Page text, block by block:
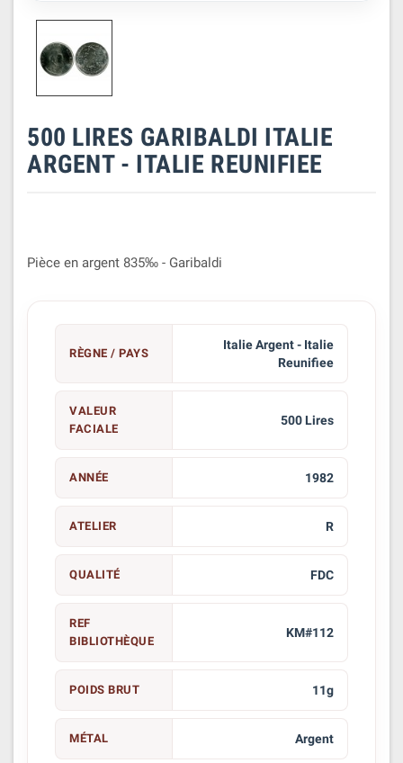
500 LIRES GARIBALDI ITALIE
ARGENT - ITALIE REUNIFIEE
Pièce en argent 835‰ - Garibaldi
RÈGNE / PAYS
Italie Argent - Italie
Reunifiee
VALEUR
FACIALE
500 Lires
ANNÉE 1982
ATELIER R
QUALITÉ FDC
REF
BIBLIOTHÈQUE
KM#112
POIDS BRUT 11g
MÉTAL Argent